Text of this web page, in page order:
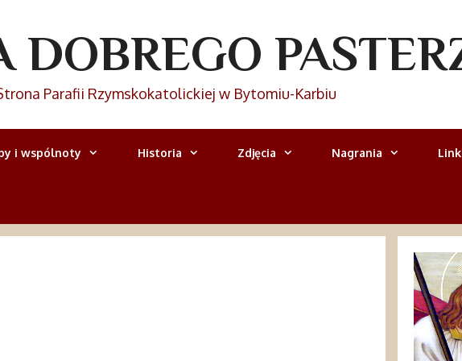
DOBREGO
Parafii Rzymskokatolickiej w Bytomiu-Karbiu
i wspólnoty Historia Zdjęcia Nagrania